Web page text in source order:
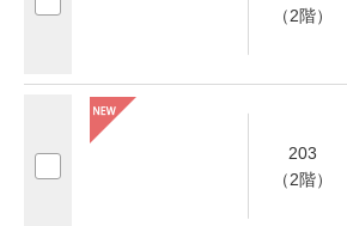
（2階）
203
（2階）